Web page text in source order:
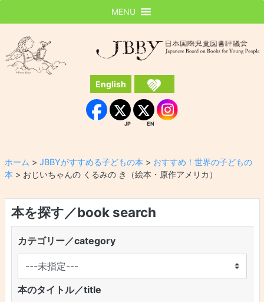
JBBY
English
Facebook
JP
JP
EN
EN Instagram
MENU
ホーム > JBBYがすすめる子どもの本 > おすすめ！世界の子どもの
本 > おじいちゃんの くるみの き（絵本・原作アメリカ）
本を探す／book search
カテゴリー／category
本のタイトル／title